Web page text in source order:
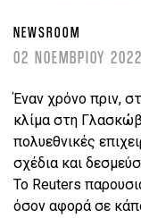
NEWSROOM
02 ΝΟΕΜΒΡΙΟΥ 2022
Έναν χρόνο πριν,
κλίμα στη
πολυεθνικές
σχέδια και
Το Reuters
όσον αφορά σε